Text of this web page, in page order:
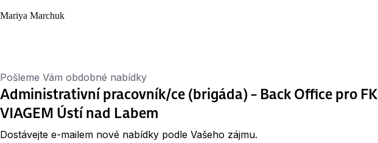
Mariya Marchuk
Pošleme Vám obdobné nabídky
Administrativní pracovník/ce (brigáda) – Back Office pro FK
VIAGEM Ústí nad Labem
Dostávejte e-mailem nové nabídky podle Vašeho zájmu.